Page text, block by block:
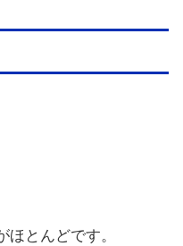
とんどです。